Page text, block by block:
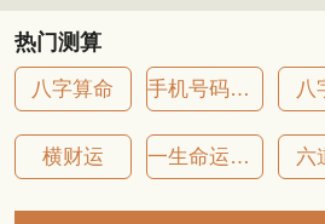
热门测算
八字算命 手机号码吉凶 八
横财运 一生命运详批 六